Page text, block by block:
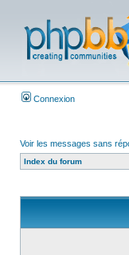
Connexion
Voir les messages sans
Index du forum